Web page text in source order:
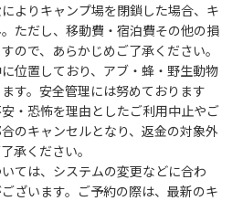
認をお願いいたします。
テントは張らないでください。（タ
ミは全てお持ち帰りください。（使
に捨てられます。）
どで起きた金品等の盗難、ご利用
損害に対しては、一切の責任を負
理人の指示に従ってください。従
だき、今後の利用をお断りする場
よりキャンプ場を閉鎖した場合、キ
ただし、移動費・宿泊費その他の損
ので、あらかじめご了承ください。
位置しており、アブ・蜂・野生動物
す。安全管理には努めております
・恐怖を理由としたご利用中止やご
のキャンセルとなり、返金の対象外
承ください。
ては、システムの変更などに合わ
ざいます。ご予約の際は、最新のキ